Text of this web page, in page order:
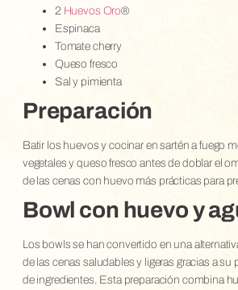
2 Huevos Oro®
Espinaca
Tomate cherry
Queso fresco
Sal y pimienta
Preparación
Batir los huevos y cocinar en sartén a fuego
vegetales y queso fresco antes de doblar el
de las cenas con huevo más prácticas para
Bowl con huevo y
Los bowls se han convertido en una
de las cenas saludables y ligeras gracias a su
de ingredientes. Esta preparación combina